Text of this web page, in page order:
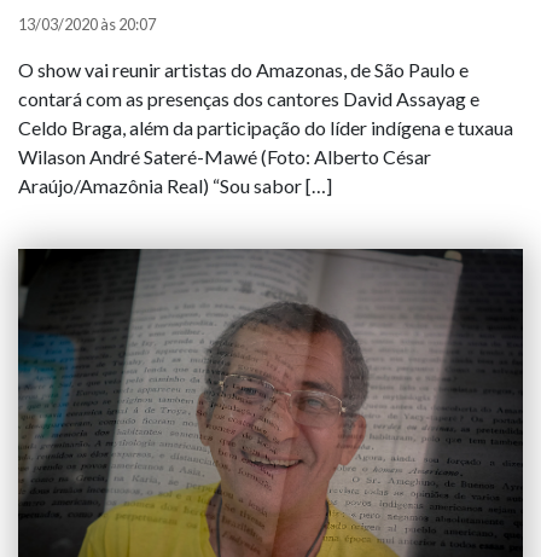
13/03/2020 às 20:07
O show vai reunir artistas do Amazonas, de São Paulo e
contará com as presenças dos cantores David Assayag e
Celdo Braga, além da participação do líder indígena e tuxaua
Wilason André Sateré-Mawé (Foto: Alberto César
Araújo/Amazônia Real) “Sou sabor […]